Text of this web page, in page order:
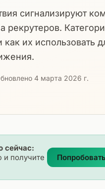
сигнализируют
рекрутеров.
их использовать
4 марта 2026 г.
сейчас:
и получите